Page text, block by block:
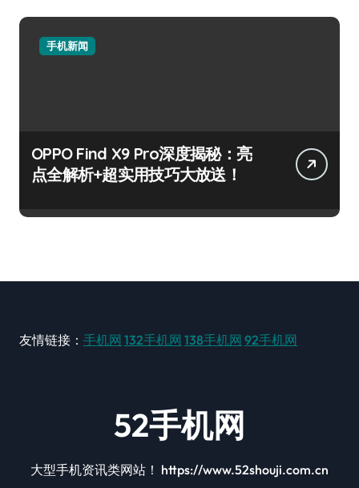
手机新闻
OPPO Find X9 Pro深度揭秘：亮
点全解析+超实用技巧大放送！
友情链接： 手机网 132手机网 138手机网 92手机网
52手机网
大型手机资讯类网站！ https://www.52shouji.com.cn